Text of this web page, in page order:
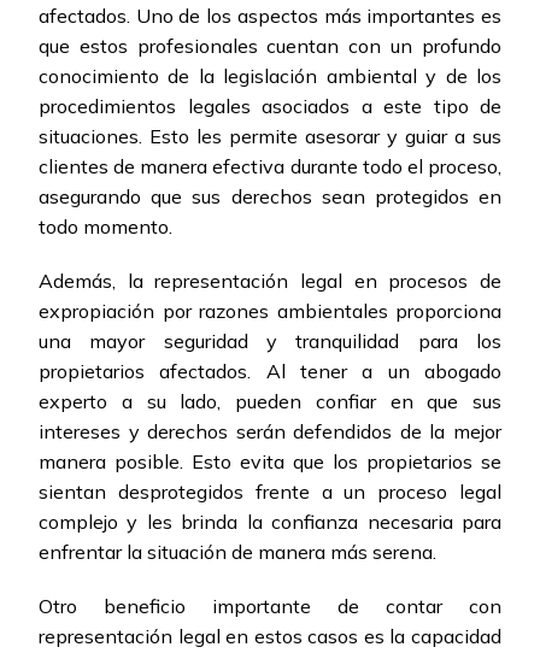
afectados. Uno de los aspectos más importantes es
que estos profesionales cuentan con un profundo
conocimiento de la legislación ambiental y de los
procedimientos legales asociados a este tipo de
situaciones. Esto les permite asesorar y guiar a sus
clientes de manera efectiva durante todo el proceso,
asegurando que sus derechos sean protegidos en
todo momento.
Además, la representación legal en procesos de
expropiación por razones ambientales proporciona
una mayor seguridad y tranquilidad para los
propietarios afectados. Al tener a un abogado
experto a su lado, pueden confiar en que sus
intereses y derechos serán defendidos de la mejor
manera posible. Esto evita que los propietarios se
sientan desprotegidos frente a un proceso legal
complejo y les brinda la confianza necesaria para
enfrentar la situación de manera más serena.
Otro beneficio importante de contar con
representación legal en estos casos es la capacidad